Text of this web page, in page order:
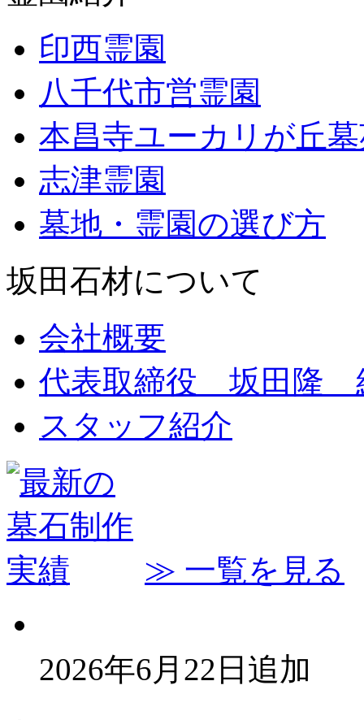
印西霊園
八千代市営霊園
本昌寺ユーカリが丘
志津霊園
墓地・霊園の選び方
坂田石材について
会社概要
代表取締役 坂田隆
スタッフ紹介
≫ 一覧を見る
2026年6月22日追加